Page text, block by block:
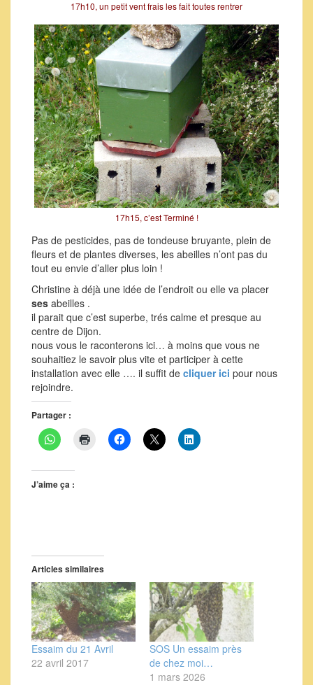
17h10, un petit vent frais les fait toutes rentrer
17h15, c’est Terminé !
Pas de pesticides, pas de tondeuse bruyante, plein de
fleurs et de plantes diverses, les abeilles n’ont pas du
tout eu envie d’aller plus loin !
Christine à déjà une idée de l’endroit ou elle va placer
ses abeilles .
il parait que c’est superbe, trés calme et presque au
centre de Dijon.
nous vous le raconterons ici… à moins que vous ne
souhaitiez le savoir plus vite et participer à cette
installation avec elle …. il suffit de cliquer ici pour nous
rejoindre.
Partager :
J’aime ça :
Articles similaires
Essaim du 21 Avril
22 avril 2017
SOS Un essaim près
de chez moi…
1 mars 2026